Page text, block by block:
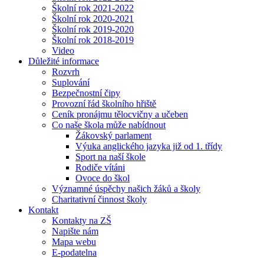
Školní rok 2021-2022
Školní rok 2020-2021
Školní rok 2019-2020
Školní rok 2018-2019
Video
Důležité informace
Rozvrh
Suplování
Bezpečnostní čipy
Provozní řád školního hřiště
Ceník pronájmu tělocvičny a učeben
Co naše škola může nabídnout
Žákovský parlament
Výuka anglického jazyka již od 1. třídy
Sport na naší škole
Rodiče vítáni
Ovoce do škol
Významné úspěchy našich žáků a školy
Charitativní činnost školy
Kontakt
Kontakty na ZŠ
Napište nám
Mapa webu
E-podatelna